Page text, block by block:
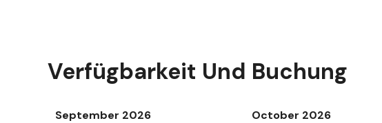
Verfügbarkeit Und Buchung
September 2026
October 2026